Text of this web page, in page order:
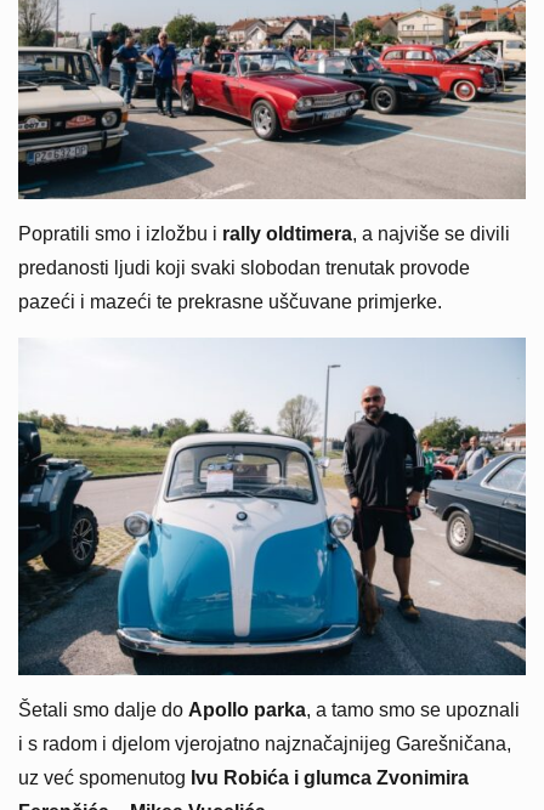
Popratili smo i izložbu i rally oldtimera, a najviše se divili
predanosti ljudi koji svaki slobodan trenutak provode
pazeći i mazeći te prekrasne uščuvane primjerke.
Šetali smo dalje do Apollo parka, a tamo smo se upoznali
i s radom i djelom vjerojatno najznačajnijeg Garešničana,
uz već spomenutog Ivu Robića i glumca Zvonimira